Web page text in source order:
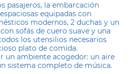
pasajeros, la embarcación
equipadas con
modernos, 2 duchas y un
sofás de cuero suave y una
los utensilios necesarios
plato de comida.
un ambiente acogedor: un aire
sistema completo de música.